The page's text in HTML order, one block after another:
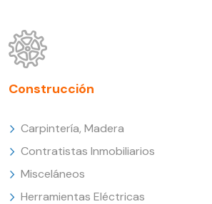
Construcción
Carpintería, Madera
Contratistas Inmobiliarios
Misceláneos
Herramientas Eléctricas